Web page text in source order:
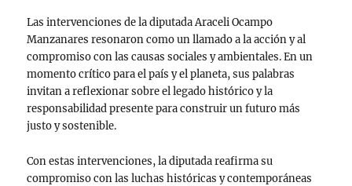
Las intervenciones de la diputada Araceli Ocampo
Manzanares resonaron como un llamado a la acción y al
compromiso con las causas sociales y ambientales. En un
momento crítico para el país y el planeta, sus palabras
invitan a reflexionar sobre el legado histórico y la
responsabilidad presente para construir un futuro más
justo y sostenible.
Con estas intervenciones, la diputada reafirma su
compromiso con las luchas históricas y contemporáneas